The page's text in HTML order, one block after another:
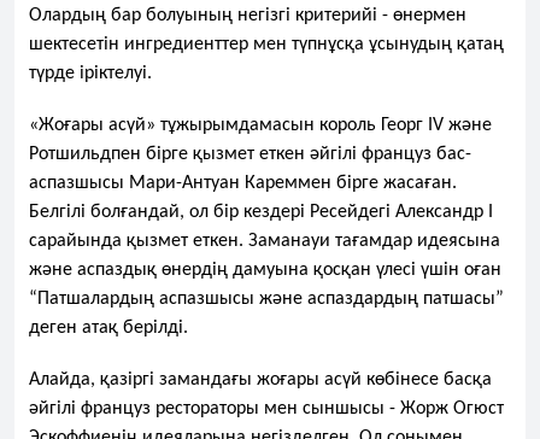
Олардың бар болуының негізгі критерийі - өнермен
шектесетін ингредиенттер мен түпнұсқа ұсынудың қатаң
түрде іріктелуі.
«Жоғары асүй» тұжырымдамасын король Георг IV және
Ротшильдпен бірге қызмет еткен әйгілі француз бас-
аспазшысы Мари-Антуан Кареммен бірге жасаған.
Белгілі болғандай, ол бір кездері Ресейдегі Александр І
сарайында қызмет еткен. Заманауи тағамдар идеясына
және аспаздық өнердің дамуына қосқан үлесі үшін оған
“Патшалардың аспазшысы және аспаздардың патшасы”
деген атақ берілді.
Алайда, қазіргі замандағы жоғары асүй көбінесе басқа
әйгілі француз рестораторы мен сыншысы - Жорж Огюст